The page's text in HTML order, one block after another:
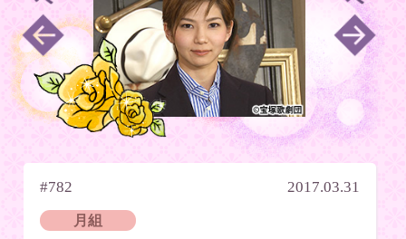
#782 2017.03.31
月組